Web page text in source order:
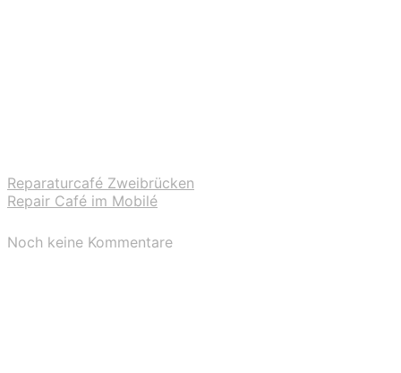
Reparaturcafé Zweibrücken
Repair Café im Mobilé
Noch keine Kommentare